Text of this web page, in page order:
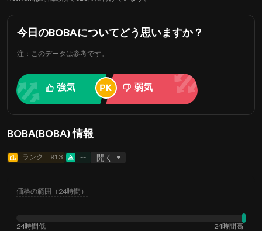
今日のBOBAについてどう思いますか？
注：このデータは参考です。
強気 弱気
BOBA(BOBA) 情報
ランク 913 -- 開く
価格の範囲（24時間）
24時間低
24時間高